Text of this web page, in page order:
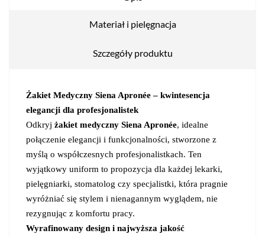
Materiał i pielęgnacja
Szczegóły produktu
Żakiet Medyczny Siena Apronée – kwintesencja
elegancji dla profesjonalistek
Odkryj żakiet medyczny Siena Apronée, idealne
połączenie elegancji i funkcjonalności, stworzone z
myślą o współczesnych profesjonalistkach. Ten
wyjątkowy uniform to propozycja dla każdej lekarki,
pielęgniarki, stomatolog czy specjalistki, która pragnie
wyróżniać się stylem i nienagannym wyglądem, nie
rezygnując z komfortu pracy.
Wyrafinowany design i najwyższa jakość